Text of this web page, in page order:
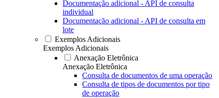
Documentação adicional - API de consulta
individual
Documentação adicional - API de consulta em
lote
Exemplos Adicionais
Exemplos Adicionais
Anexação Eletrônica
Anexação Eletrônica
Consulta de documentos de uma operação
Consulta de tipos de documentos por tipo
de operação